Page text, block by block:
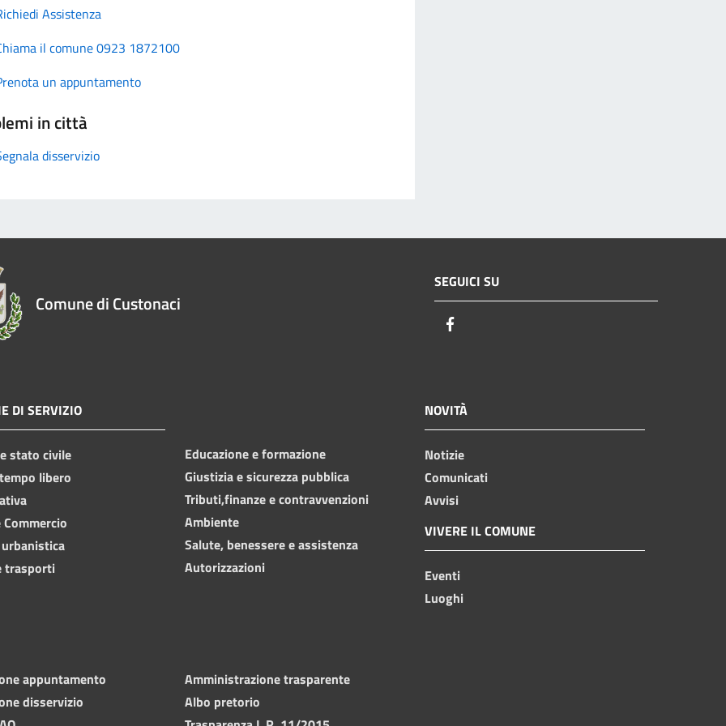
Assistenza
il comune 0923 1872100
un appuntamento
in città
disservizio
Comune di Custonaci
SEGUICI SU
DI SERVIZIO
stato civile
libero
trasporti
Educazione e formazione
Giustizia e sicurezza pubblica
Tributi,finanze e contravvenzioni
Ambiente
Salute, benessere e assistenza
Autorizzazioni
NOVITÀ
Notizie
Comunicati
Avvisi
VIVERE IL COMUNE
Eventi
Luoghi
appuntamento
disservizio
Amministrazione trasparente
Albo pretorio